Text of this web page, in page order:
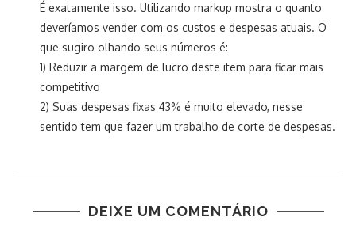
É exatamente isso. Utilizando markup mostra o quanto
deveríamos vender com os custos e despesas atuais. O
que sugiro olhando seus números é:
1) Reduzir a margem de lucro deste item para ficar mais
competitivo
2) Suas despesas fixas 43% é muito elevado, nesse
sentido tem que fazer um trabalho de corte de despesas.
DEIXE UM COMENTÁRIO